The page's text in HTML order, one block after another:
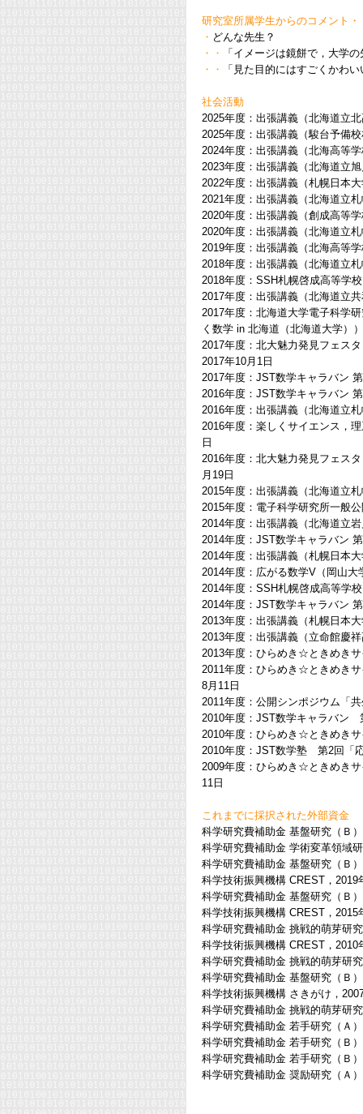
研究室所属学生からのコメント・
・ どんな先生？
・・
「イメージは鏡餅で，大学
・・
「見た目的にはすごくかわ
社会活動
2025年度：出張講義（北海道立
2025年度：出張講義（駿台予備
2024年度：出張講義（北海高等
2023年度：出張講義（北海道立
2022年度：出張講義（札幌日本
2021年度：出張講義（北海道立
2020年度：出張講義（創成高等
2020年度：出張講義（北海道立
2019年度：出張講義（北海高等
2018年度：出張講義（北海道立
2018年度：SSH札幌啓成高等学
2017年度：出張講義（北海道立
2017年度：北海道大学電子科学
く数学 in 北海道（北海道大学）
2017年度：北大魅力発見フェス
2017年10月1日
2017年度：JST数学キャラバン
2016年度：JST数学キャラバン
2016年度：出張講義（北海道立
2016年度：楽しくサイエンス，
日
2016年度：北大魅力発見フェス
月19日
2015年度：出張講義（北海道立
2015年度：電子科学研究所一般
2014年度：出張講義（北海道立
2014年度：JST数学キャラバン
2014年度：出張講義（札幌日本
2014年度：広がる数学V（岡山
2014年度：SSH札幌啓成高等学
2014年度：JST数学キャラバン
2013年度：出張講義（札幌日本
2013年度：出張講義（立命館慶
2013年度：ひらめき☆ときめき
2011年度：ひらめき☆ときめき
8月11日
2011年度：公開シンポジウム「
2010年度：JST数学キャラバン
2010年度：ひらめき☆ときめき
2010年度：JST数学塾 第2回「
2009年度：ひらめき☆ときめき
11日
これまでに採択された外部資金
科学研究費補助金 基盤研究（Ｂ
科学研究費補助金 学術変革領域
科学研究費補助金 基盤研究（Ｂ
科学技術振興機構 CREST，
科学研究費補助金 基盤研究（Ｂ
科学技術振興機構 CREST，
科学研究費補助金 挑戦的萌芽研
科学技術振興機構 CREST，2010
科学研究費補助金 挑戦的萌芽研
科学研究費補助金 基盤研究（Ｂ
科学技術振興機構 さきがけ，
科学研究費補助金 挑戦的萌芽研
科学研究費補助金 若手研究（Ａ
科学研究費補助金 若手研究（Ｂ
科学研究費補助金 若手研究（Ｂ
科学研究費補助金 奨励研究（Ａ